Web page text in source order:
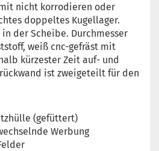
nicht korrodieren oder
doppeltes Kugellager.
der Scheibe. Durchmesser
weiß cnc-gefräst mit
kürzester Zeit auf- und
ist zweigeteilt für den
(gefüttert)
Werbung